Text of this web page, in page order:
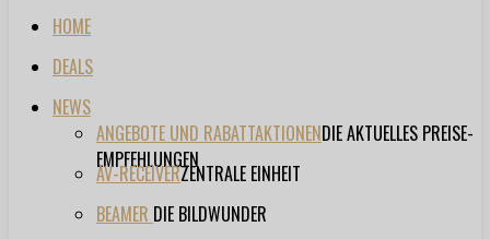
HOME
DEALS
NEWS
ANGEBOTE UND RABATTAKTIONENDIE AKTUELLES PREISE-
EMPFEHLUNGEN
AV-RECEIVERZENTRALE EINHEIT
BEAMER DIE BILDWUNDER